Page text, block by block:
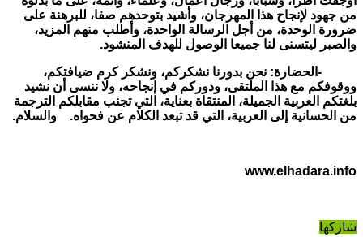
من جهود لإنجاح هذا المهرجان، وأشيد بتوحدهم صفا، للبرهنة على
ضرورة الوحدة، من أجل الرسالة الواحدة، وأطلب منهم المزيد،
والصبر ليتسنى لنا جميعا الوصول للهدف المنشود.
-الحضارة: نحن بدورنا نشكركم، ونشكر كرم ضيافتكم،
ووقوفكم مع هذا الملتقى، ودوركم في إنجاحه، ولا ننسى أن نشيد
بلغتكم العربية الجميلة، المنتقاة بعناية، التي تجنب مقابلكم الترجمة
من الحسانية إلى العربية، التي قد تبعد الكلام عن فحواه. والسلام.
www.elhadara.info
شاركها